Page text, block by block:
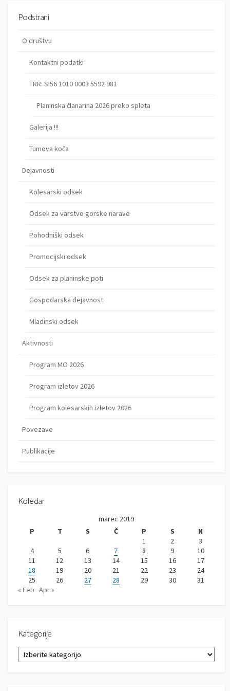
Podstrani
O društvu
Kontaktni podatki
TRR: SI56 1010 0003 5592 981
Planinska članarina 2026 preko spleta
Galerija !!!
Tumova koča
Dejavnosti
Kolesarski odsek
Odsek za varstvo gorske narave
Pohodniški odsek
Promocijski odsek
Odsek za planinske poti
Gospodarska dejavnost
Mladinski odsek
Aktivnosti
Program MO 2026
Program izletov 2026
Program kolesarskih izletov 2026
Povezave
Publikacije
Koledar
marec 2019
P
T S Č P S
N
1
2
3
4
5 6 7 8 9
10
11
12 13 14 15 16
17
18
19 20 21 22 23
24
25
26 27 28 29 30
31
« Feb Apr »
Kategorije
a